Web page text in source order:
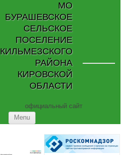
МО
БУРАШЕВСКОЕ
СЕЛЬСКОЕ
ПОСЕЛЕНИЕ
КИЛЬМЕЗСКОГО
РАЙОНА
КИРОВСКОЙ
ОБЛАСТИ
официальный сайт
Menu